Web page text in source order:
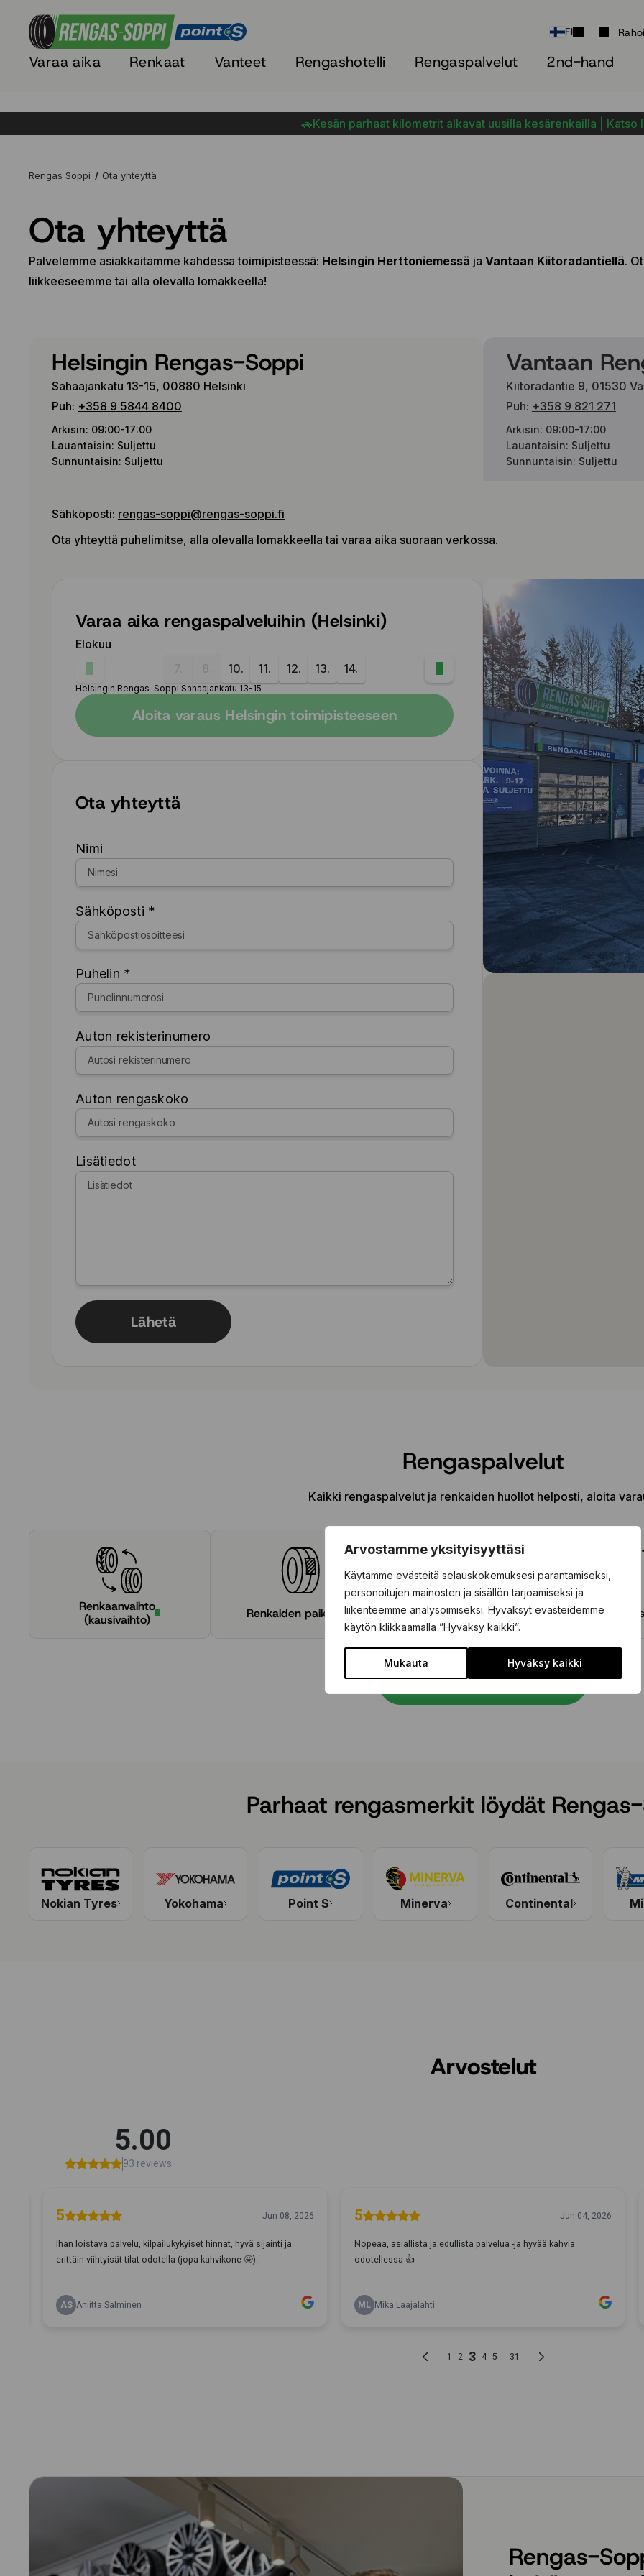
Arvostamme yksityisyyttäsi
Käytämme evästeitä selauskokemuksesi parantamiseksi,
personoitujen mainosten ja sisällön tarjoamiseksi ja
liikenteemme analysoimiseksi. Hyväksyt evästeidemme
käytön klikkaamalla ”Hyväksy kaikki”.
Mukauta Hyväksy kaikki
FI
Varaa aika Renkaat Vanteet Rengashotelli Rengaspalvelut 2nd-hand
🚗Kesän parhaat kilometrit alkavat uusilla kesärenkailla | Katso
Rengas Soppi Ota yhteyttä
Ota yhteyttä
Palvelemme asiakkaitamme kahdessa toimipisteessä: Helsingin Herttoniemessä ja Vantaan Kiitoradantiellä.
liikkeeseemme tai alla olevalla lomakkeella!
Helsingin Rengas-Soppi
Sahaajankatu 13-15, 00880 Helsinki
Puh: +358 9 5844 8400
Arkisin: 09:00-17:00
Lauantaisin: Suljettu
Sunnuntaisin: Suljettu
Vantaan
Kiitoradantie 9, 01530
Puh: +358 9 821 271
Arkisin: 09:00-17:00
Lauantaisin: Suljettu
Sunnuntaisin: Suljettu
Sähköposti: rengas-soppi@rengas-soppi.fi
Ota yhteyttä puhelimitse, alla olevalla lomakkeella tai varaa aika suoraan verkossa.
Varaa aika rengaspalveluihin (Helsinki)
Elokuu
10. 11. 12. 13. 14.
Helsingin Rengas-Soppi Sahaajankatu 13-15
Aloita varaus Helsingin toimipisteeseen
Ota yhteyttä
Nimi
Sähköposti *
Puhelin *
Auton rekisterinumero
Auton rengaskoko
Lisätiedot
Lähetä
Rengaspalvelut
Kaikki rengaspalvelut ja renkaiden huollot helposti, aloita
Renkaanvaihto
(kausivaihto)
Renkaiden paikkaus
Renkaiden asennus
vanteille
Varaa rengaspalvelu
Parhaat rengasmerkit löydät
Nokian Tyres Yokohama Point S Minerva Continental
Arvostelut
Rengas-